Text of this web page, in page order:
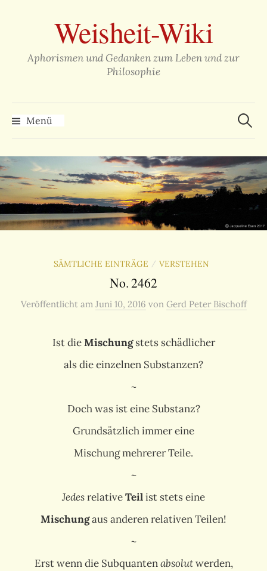
überspringenWeisheit-Wiki
Aphorismen und Gedanken zum Leben und zur
Philosophie
Menü
Suchen
nach:
SÄMTLICHE EINTRÄGE / VERSTEHEN
No. 2462
Veröffentlicht am Juni 10, 2016 von Gerd Peter Bischoff
Ist dieMischungstets schädlicher
als die einzelnen Substanzen?
~
Doch was ist eine Substanz?
Grundsätzlich immer eine
Mischung mehrerer Teile.
~
JedesrelativeTeilist stets eine
Mischungaus anderen relativen Teilen!
~
Erst wenn die Subquantenabsolutwerden,